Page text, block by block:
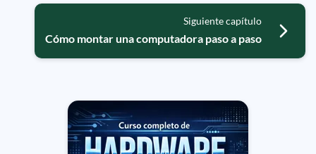
Siguiente capítulo
Cómo montar una computadora paso a paso